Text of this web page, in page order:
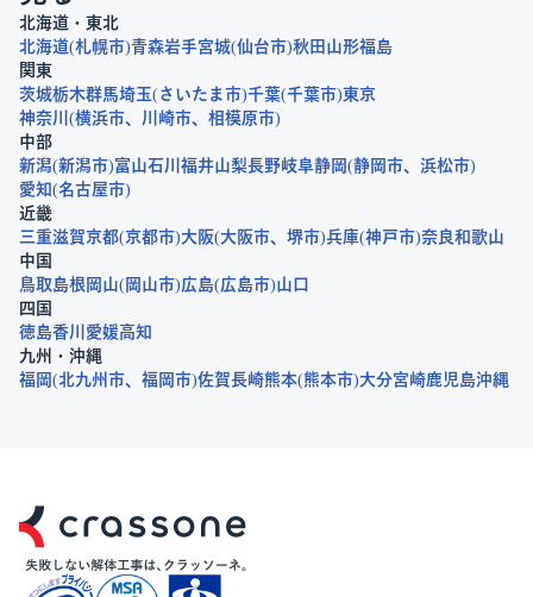
北海道・東北
北海道 札幌市 青森岩手宮城 仙台市 秋田 山形福島
関東
茨城栃木群馬埼玉 さいたま市 千葉 千葉市 東京
神奈川
横浜市 川崎市
相模原市
中部
新潟 新潟市 富山石川 福井山梨長野岐阜静岡 静岡市
浜松市
愛知 名古屋市
近畿
三重滋賀京都 京都市 大阪 大阪市 堺市 兵庫 神戸市 奈良和歌山
中国
鳥取 島根 岡山 岡山市 広島 広島市 山口
四国
徳島香川 愛媛高知
九州・沖縄
福岡 北九州市 福岡市 佐賀長崎熊本 熊本市 大分宮崎鹿児島沖縄